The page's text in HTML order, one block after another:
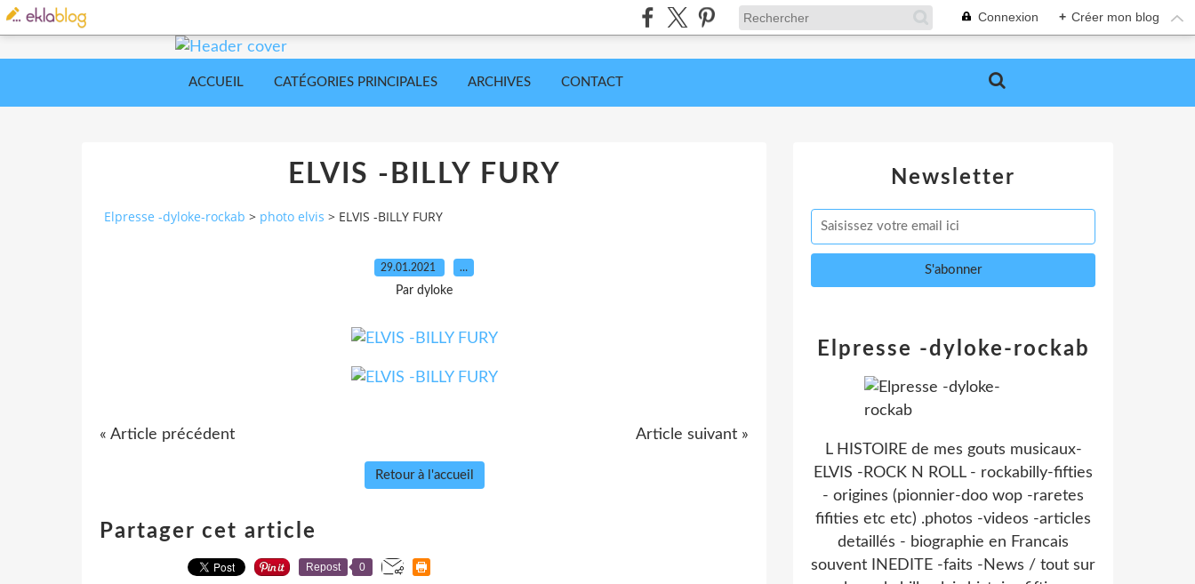
Connexion + Créer mon blog
ACCUEIL CATÉGORIES PRINCIPALES ARCHIVES CONTACT
ELVIS -BILLY FURY
Elpresse -dyloke-rockab > photo elvis > ELVIS -BILLY FURY
29.01.2021 …
Par dyloke
« Article précédent Article suivant »
Retour à l'accueil
Partager cet article
Repost 0
Newsletter
Elpresse -dyloke-rockab
L HISTOIRE de mes gouts musicaux-
ELVIS -ROCK N ROLL - rockabilly-fifties
- origines (pionnier-doo wop -raretes
fifities etc etc) .photos -videos -articles
detaillés - biographie en Francais
souvent INEDITE -faits -News / tout sur